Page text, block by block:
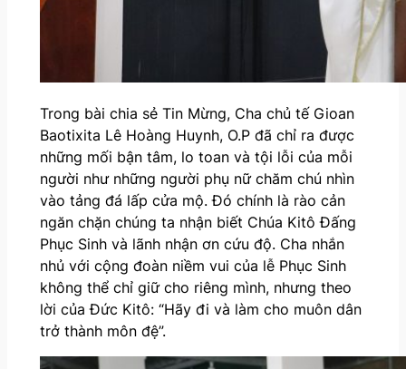
Trong bài chia sẻ Tin Mừng, Cha chủ tế Gioan
Baotixita Lê Hoàng Huynh, O.P đã chỉ ra được
những mối bận tâm, lo toan và tội lỗi của mỗi
người như những người phụ nữ chăm chú nhìn
vào tảng đá lấp cửa mộ. Đó chính là rào cản
ngăn chặn chúng ta nhận biết Chúa Kitô Đấng
Phục Sinh và lãnh nhận ơn cứu độ. Cha nhắn
nhủ với cộng đoàn niềm vui của lễ Phục Sinh
không thể chỉ giữ cho riêng mình, nhưng theo
lời của Đức Kitô: “Hãy đi và làm cho muôn dân
trở thành môn đệ”.